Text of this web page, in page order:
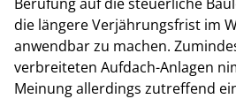
die längere Verjährungsfrist im
anwendbar zu machen.
verbreiteten Aufdach-Anlagen
Meinung allerdings zutreffend